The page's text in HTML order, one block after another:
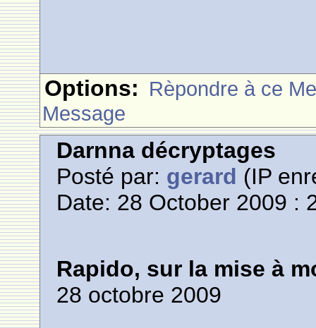
Options: Rèpondre à ce
Message
Darnna décryptages
Posté par: gerard (IP
Date: 28 October 2009 :
Rapido, sur la mise à
28 octobre 2009